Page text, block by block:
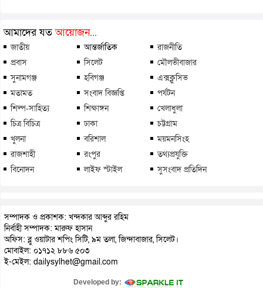
আমাদের যতআয়োজন...
জাতীয় আন্তর্জাতিক
রাজনীতি
প্রবাস
সিলেট
মৌলভীবাজার
সুনামগঞ্জ
হবিগঞ্জ
এক্সক্লুসিভ
মতামত
সংবাদ বিজ্ঞপ্তি
পর্যটন
শিল্প-সাহিত্য
শিক্ষাঙ্গন
খেলাধুলা
চিত্র বিচিত্র
ঢাকা
চট্টগ্রাম
খুলনা
বরিশাল
ময়মনসিংহ
রাজশাহী
রংপুর
তথ্যপ্রযুক্তি
বিনোদন
লাইফ স্টাইল সুসংবাদ প্রতিদিন
সম্পাদক ও প্রকাশক: খন্দকার আব্দুর রহিম
নির্বাহী সম্পাদক: মারুফ হাসান
অফিস: ব্লু ওয়াটার শপিং সিটি, ৯ম তলা, জিন্দাবাজার, সিলেট।
মোবাইল: ০১৭১২ ৮৮৬ ৫০৩
ই-মেইল: dailysylhet@gmail.com
Developed by: